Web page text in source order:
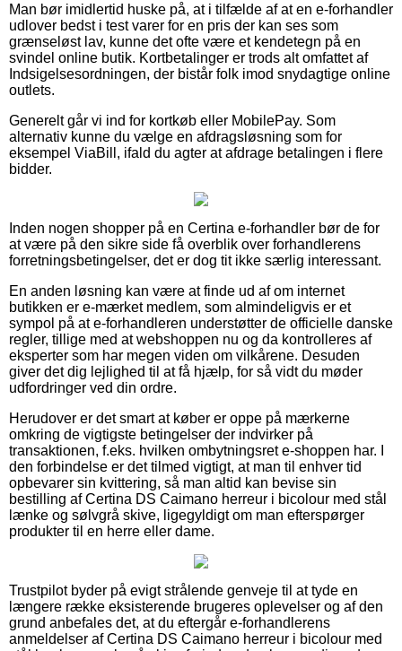
Man bør imidlertid huske på, at i tilfælde af at en e-forhandler
udlover bedst i test varer for en pris der kan ses som
grænseløst lav, kunne det ofte være et kendetegn på en
svindel online butik. Kortbetalinger er trods alt omfattet af
Indsigelsesordningen, der bistår folk imod snydagtige online
outlets.
Generelt går vi ind for kortkøb eller MobilePay. Som
alternativ kunne du vælge en afdragsløsning som for
eksempel ViaBill, ifald du agter at afdrage betalingen i flere
bidder.
Inden nogen shopper på en Certina e-forhandler bør de for
at være på den sikre side få overblik over forhandlerens
forretningsbetingelser, det er dog tit ikke særlig interessant.
En anden løsning kan være at finde ud af om internet
butikken er e-mærket medlem, som almindeligvis er et
sympol på at e-forhandleren understøtter de officielle danske
regler, tillige med at webshoppen nu og da kontrolleres af
eksperter som har megen viden om vilkårene. Desuden
giver det dig lejlighed til at få hjælp, for så vidt du møder
udfordringer ved din ordre.
Herudover er det smart at køber er oppe på mærkerne
omkring de vigtigste betingelser der indvirker på
transaktionen, f.eks. hvilken ombytningsret e-shoppen har. I
den forbindelse er det tilmed vigtigt, at man til enhver tid
opbevarer sin kvittering, så man altid kan bevise sin
bestilling af Certina DS Caimano herreur i bicolour med stål
lænke og sølvgrå skive, ligegyldigt om man efterspørger
produkter til en herre eller dame.
Trustpilot byder på evigt strålende genveje til at tyde en
længere række eksisterende brugeres oplevelser og af den
grund anbefales det, at du eftergår e-forhandlerens
anmeldelser af Certina DS Caimano herreur i bicolour med